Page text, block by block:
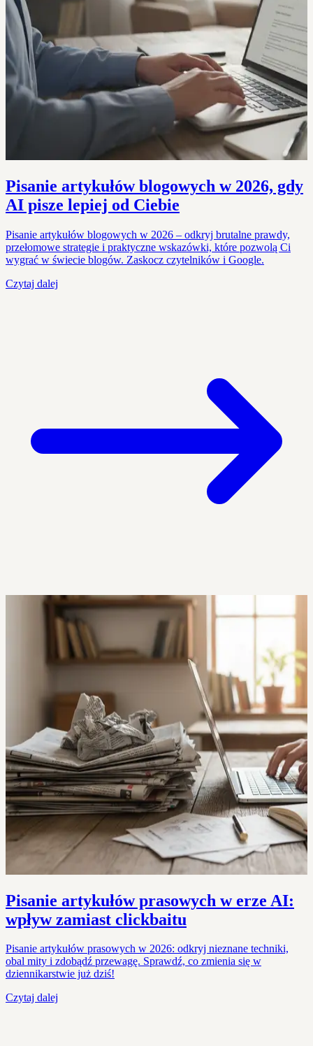
Pisanie artykułów blogowych w 2026, gdy
AI pisze lepiej od Ciebie
Pisanie artykułów blogowych w 2026 – odkryj brutalne prawdy,
przełomowe strategie i praktyczne wskazówki, które pozwolą Ci
wygrać w świecie blogów. Zaskocz czytelników i Google.
Czytaj dalej
Pisanie artykułów prasowych w erze AI:
wpływ zamiast clickbaitu
Pisanie artykułów prasowych w 2026: odkryj nieznane techniki,
obal mity i zdobądź przewagę. Sprawdź, co zmienia się w
dziennikarstwie już dziś!
Czytaj dalej